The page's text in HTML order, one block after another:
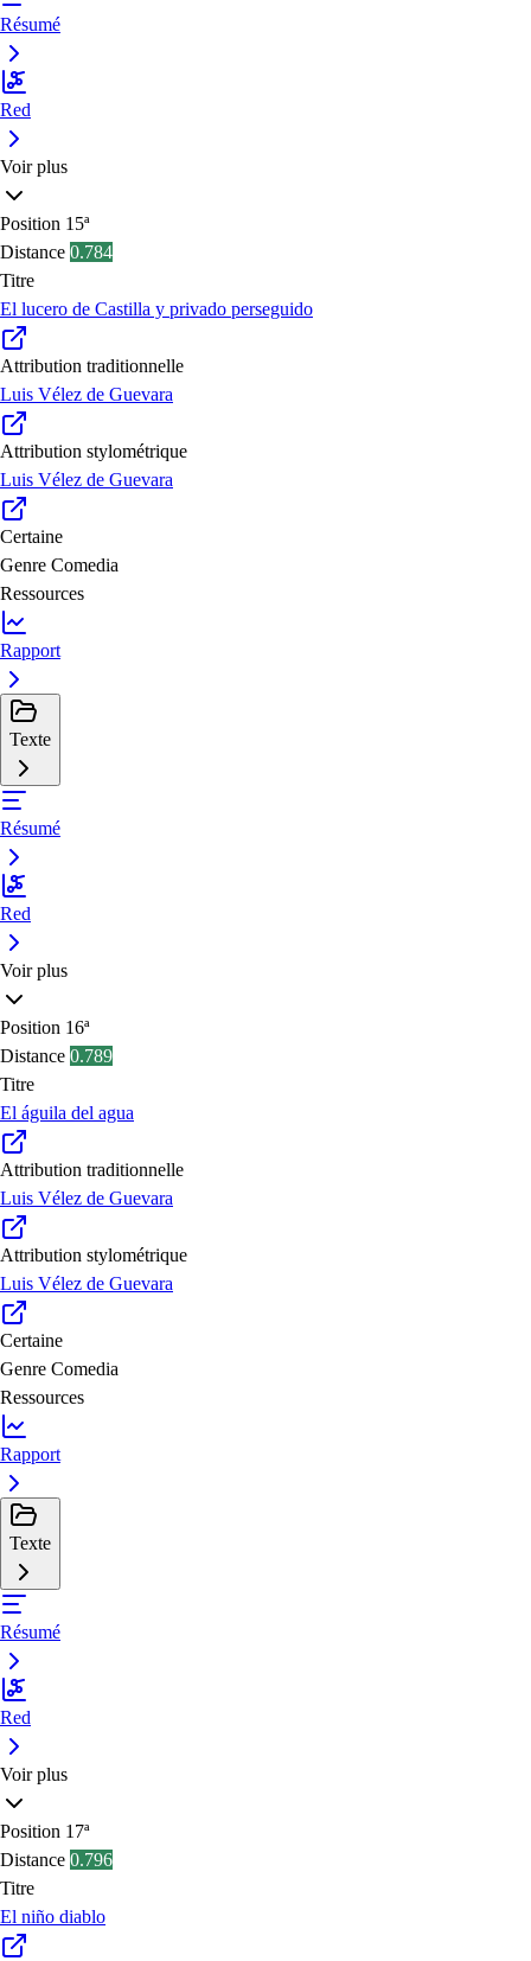
Résumé
Red
Voir plus
Position 15ª
Distance 0.784
Titre
El lucero de Castilla y privado perseguido
Attribution traditionnelle
Luis Vélez de Guevara
Attribution stylométrique
Luis Vélez de Guevara
Certaine
Genre Comedia
Ressources
Rapport
Texte
Résumé
Red
Voir plus
Position 16ª
Distance 0.789
Titre
El águila del agua
Attribution traditionnelle
Luis Vélez de Guevara
Attribution stylométrique
Luis Vélez de Guevara
Certaine
Genre Comedia
Ressources
Rapport
Texte
Résumé
Red
Voir plus
Position 17ª
Distance 0.796
Titre
El niño diablo